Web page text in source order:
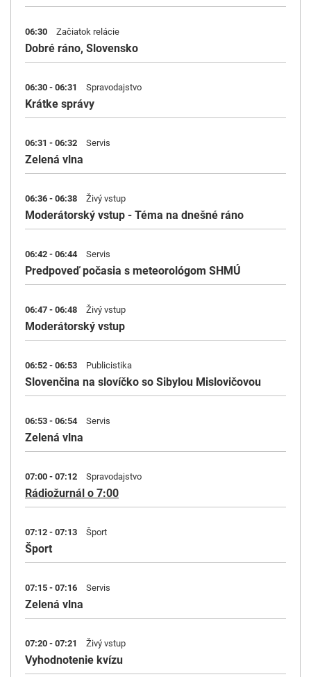
06:30 Začiatok relácie
Dobré ráno, Slovensko
06:30 - 06:31 Spravodajstvo
Krátke správy
06:31 - 06:32 Servis
Zelená vlna
06:36 - 06:38 Živý vstup
Moderátorský vstup - Téma na dnešné ráno
06:42 - 06:44 Servis
Predpoveď počasia s meteorológom SHMÚ
06:47 - 06:48 Živý vstup
Moderátorský vstup
06:52 - 06:53 Publicistika
Slovenčina na slovíčko so Sibylou Mislovičovou
06:53 - 06:54 Servis
Zelená vlna
07:00 - 07:12 Spravodajstvo
Rádiožurnál o 7:00
07:12 - 07:13 Šport
Šport
07:15 - 07:16 Servis
Zelená vlna
07:20 - 07:21 Živý vstup
Vyhodnotenie kvízu